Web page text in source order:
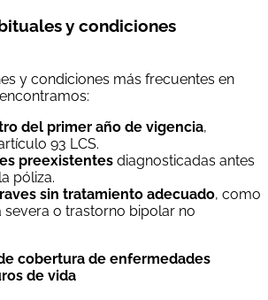
y condiciones
y condiciones más frecuentes en
del primer año de vigencia,
93 LCS.
preexistentes diagnosticadas antes
póliza.
sin tratamiento adecuado, como
severa o trastorno bipolar no
cobertura de enfermedades
de vida